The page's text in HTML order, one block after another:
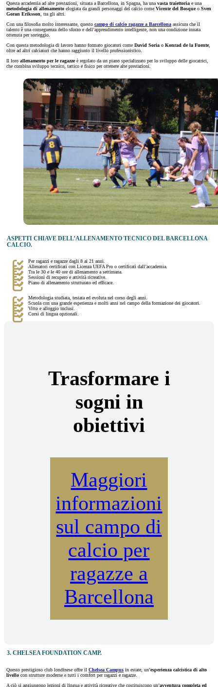
Questa accademia ad alte prestazioni, situata a Barcellona, in Spagna, ha unavasta traiettoria e una
metodologia di allenamento elogiata da grandi personaggi del calcio come Vicente del Bosqueo Sven
Goran Eriksson, tra gli altri.
Con una filosofia molto interessante, questo campo di calcio ragazze a Barcellona assicura che il
talento è una conseguenza dello sforzo e dell’apprendimento intelligente, non una condizione innata
ottenuta per sorteggio.
Con questa metodologia di lavoro hanno formato giocatori come David Soria o Konrad de la Fuente,
oltre ad altri calciatori che hanno raggiunto il livello professionistico.
Il loro allenamento per le ragazzeè regolato da un piano specializzato per lo sviluppo delle giocatrici,
che combina sviluppo tecnico, tattico e fisico per ottenere alte prestazioni.
ASPETTI CHIAVE DELL’ALLENAMENTO TECNICO DEL BARCELLONA
CALCIO.
Per ragazzi e ragazze dagli 8 ai 21 anni.
Allenatori certificati con Licenza UEFA Pro o certificati dall’accademia.
Tra le 30 e le 40 ore di allenamento a settimana.
Sessioni di recupero e attività ricreative.
Piano di allenamento strutturato ed efficace.
Metodologia studiata, testata ed evoluta nel corso degli anni.
Scuola con una grande esperienza e molti anni nel campo della formazione dei giocatori.
Vitto e alloggio inclusi.
Corsi di lingua opzionali.
Trasformare i
sogni in
obiettivi
Maggiori
informazioni
sul campo di
calcio per
ragazze a
Barcellona
3. CHELSEA FOUNDATION CAMP.
Questo prestigioso club londinese offre il Chelsea Campus in estate, un’esperienza calcistica di alto
livello con strutture moderne e tutti i comfort per ragazzi e ragazze.
A ciò si aggiungono lezioni di lingua e attività ricreative che costituiscono un’avventura completa ed